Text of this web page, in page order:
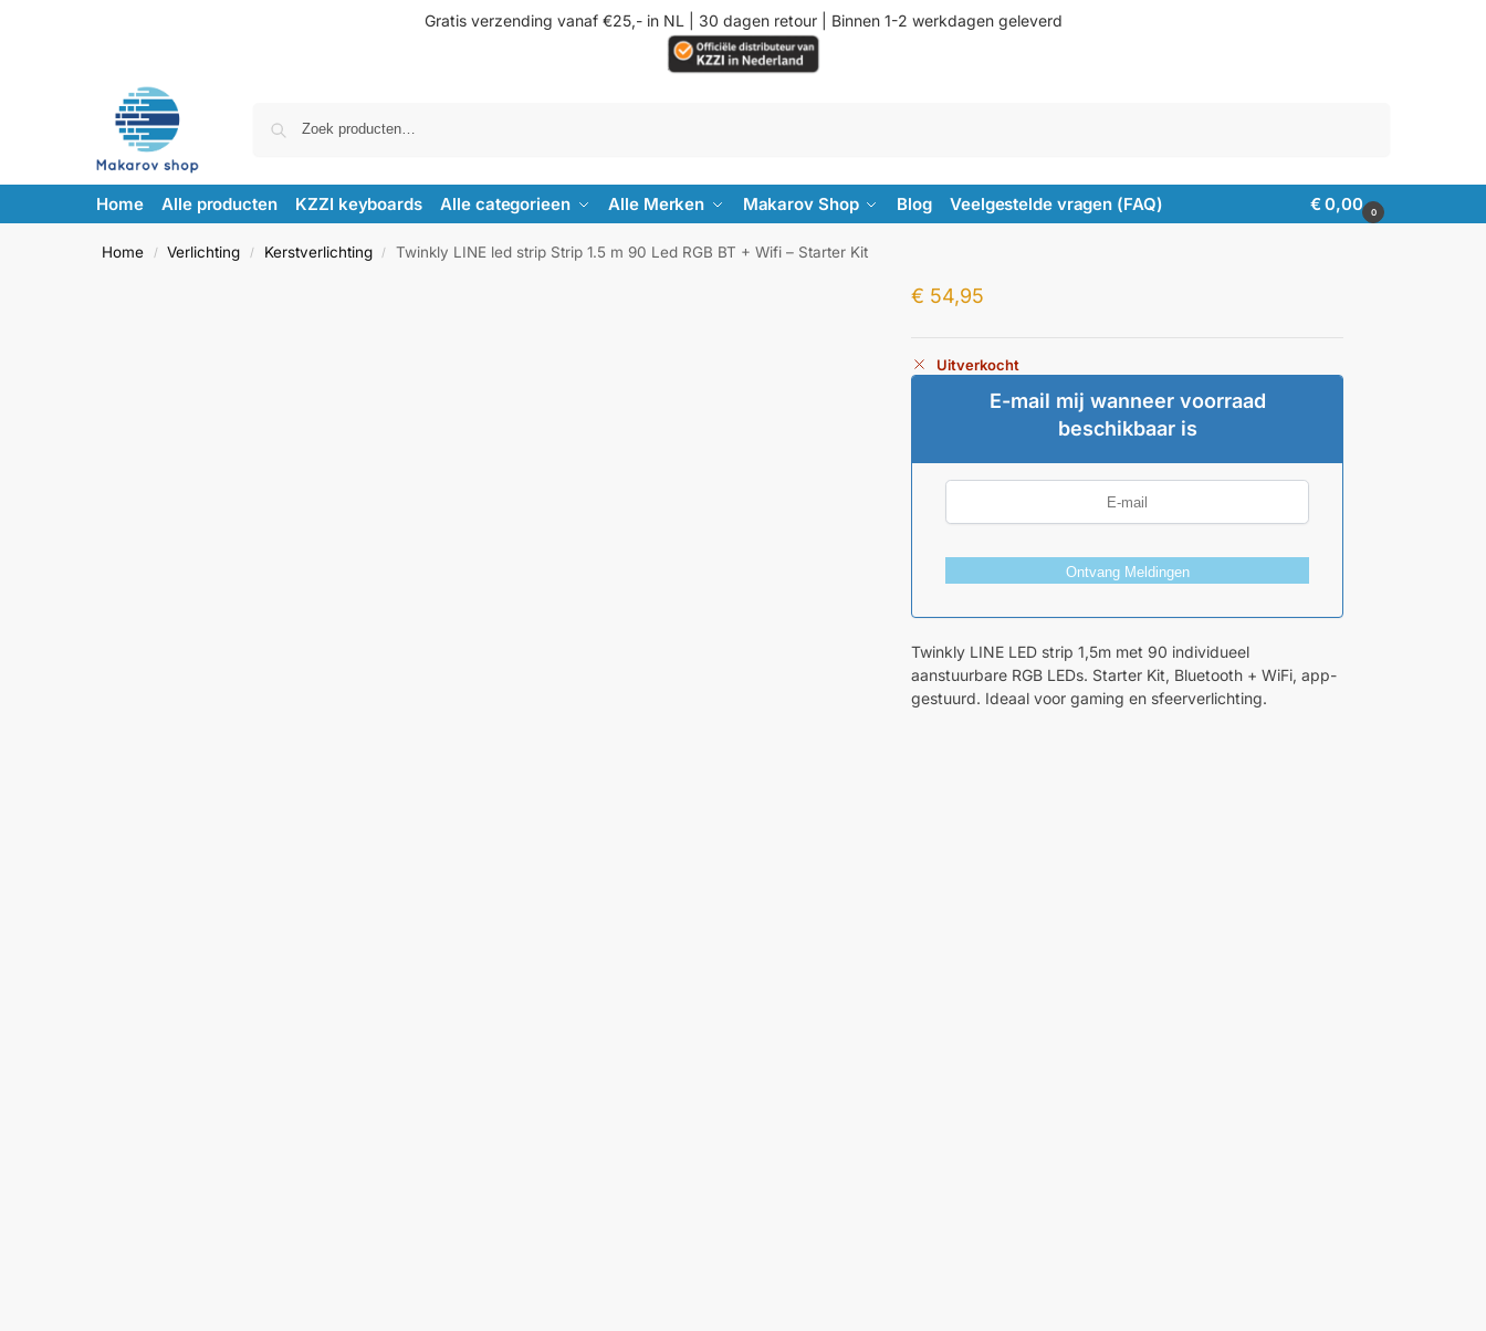
Gratis verzending vanaf €25,- in NL | 30 dagen retour | Binnen 1-2 werkdagen geleverd
Home Alle producten KZZI keyboards Alle categorieen Alle Merken Makarov Shop Blog Veelgestelde vragen (FAQ) €0,00 0
Home / Verlichting / Kerstverlichting / Twinkly LINE led strip Strip 1.5 m 90 Led RGB BT + Wifi – Starter Kit
€ 54,95
Uitverkocht
E-mail mij wanneer voorraad
beschikbaar is
Ontvang Meldingen
Twinkly LINE LED strip 1,5m met 90 individueel
aanstuurbare RGB LEDs. Starter Kit, Bluetooth + WiFi, app-
gestuurd. Ideaal voor gaming en sfeerverlichting.